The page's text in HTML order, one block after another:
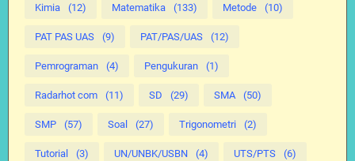
Kimia (12) Matematika (133) Metode (10)
PAT PAS UAS (9) PAT/PAS/UAS (12)
Pemrograman (4) Pengukuran (1)
Radarhot com (11) SD (29) SMA (50)
SMP (57) Soal (27) Trigonometri (2)
Tutorial (3) UN/UNBK/USBN (4) UTS/PTS (6)